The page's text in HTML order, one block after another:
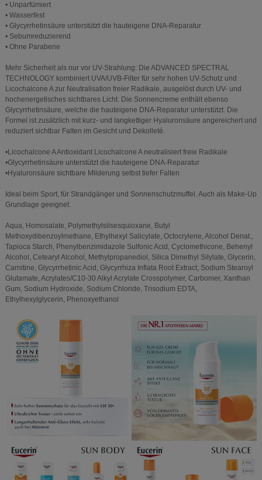
• Unparfümiert
• Wasserfest
• Glycyrrhetinsäure unterstützt die hauteigene DNA-Reparatur
• Sebumreduzierend
• Ohne Parabene
Mehr Sicherheit als nur vor UV-Strahlung: Die ADVANCED SPECTRAL
TECHNOLOGY kombiniert UVA/UVB-Filter für sehr hohen UV-Schutz und
Licochalcone A zur Neutralisation freier Radikale, ausgelöst durch UV- und
hochenergetisches sichtbares Licht. Die Sonnencreme enthält ebenso
Glycyrrhetinsäure, welche die hauteigene DNA-Reparatur unterstützt. Die
Formel ist zusätzlich mit kurz- und langkettiger Hyaluronsäure angereichert und
reduziert sichtbar Falten im Gesicht und Dekolleté.
•Licochalcone A Antioxidant Licochalcone A neutralisiert freie Radikale
•Glycyrrhetinsäure unterstützt die hauteigene DNA-Reparatur
•Hyaluronsäure sichtbare Milderung selbst tiefer Falten
Ideal beim Sport, für Strandgänger und Sonnenschutzmuffel. Auch als Make-Up
Grundlage geeignet.
Aqua, Homosalate, Polymethylsilsesquioxane, Butyl
Methoxydibenzoylmethane, Ethylhexyl Salicylate, Octocrylene, Alcohol Denat.,
Tapioca Starch, Phenylbenzimidazole Sulfonic Acid, Cyclomethicone, Behenyl
Alcohol, Cetearyl Alcohol, Methylpropanediol, Silica Dimethyl Silylate, Glycerin,
Carnitine, Glycyrrhetinic Acid, Glycyrrhiza Inflata Root Extract, Sodium Stearoyl
Glutamate, Acrylates/C10-30 Alkyl Acrylate Crosspolymer, Carbomer, Xanthan
Gum, Sodium Hydroxide, Sodium Chloride, Trisodium EDTA,
Ethylhexylglycerin, Phenoxyethanol